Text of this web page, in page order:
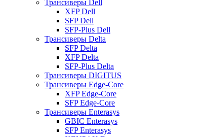
Трансиверы Dell
XFP Dell
SFP Dell
SFP-Plus Dell
Трансиверы Delta
SFP Delta
XFP Delta
SFP-Plus Delta
Трансиверы DIGITUS
Трансиверы Edge-Core
XFP Edge-Core
SFP Edge-Core
Трансиверы Enterasys
GBIC Enterasys
SFP Enterasys